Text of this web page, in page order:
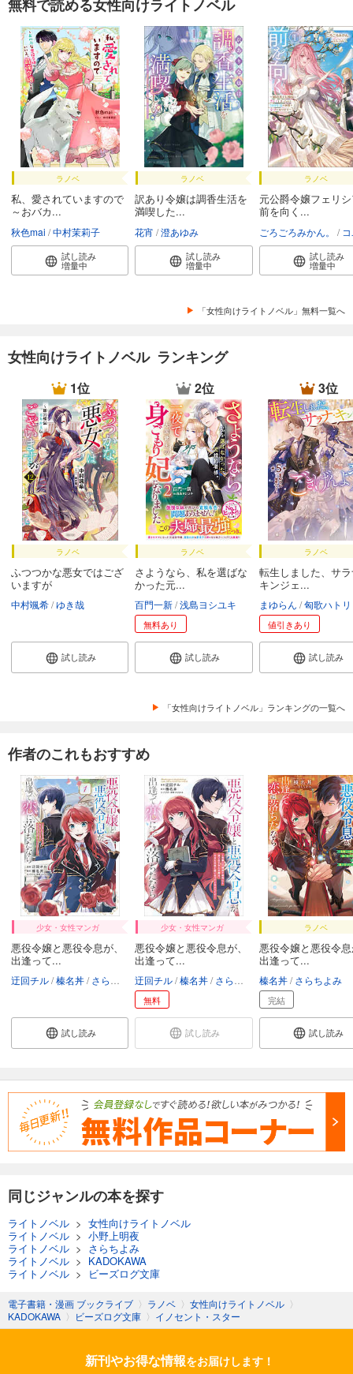
無料で読める女性向けライトノベル
ラノベ
私、愛されていますので
～おバカ...
秋色mai 中村茉莉子
試し読み
増量中
ラノベ
訳あり令嬢は調香生活を
満喫した...
花宵 澄あゆみ
試し読み
増量中
ラノベ
元公爵令嬢フェリ
前を向く...
ごろごろみかん。 コ
試し読み
増量中
「女性向けライトノベル」無料一覧へ
女性向けライトノベル ランキング
1位
ラノベ
ふつつかな悪女ではござ
いますが
中村颯希 ゆき哉
試し読み
2位
ラノベ
さようなら、私を選ばな
かった元...
百門一新 浅島ヨシユキ
無料あり
試し読み
3位
ラノベ
転生しました、サ
キンジェ...
まゆらん 匈歌ハトリ
値引きあり
試し読み
「女性向けライトノベル」ランキングの一覧へ
作者のこれもおすすめ
少女・女性マンガ
悪役令嬢と悪役令息が、
出逢って...
迂回チル 榛名丼 さらちよみ
試し読み
少女・女性マンガ
悪役令嬢と悪役令息が、
出逢って...
迂回チル 榛名丼 さらちよみ
無料
試し読み
ラノベ
悪役令嬢と悪役令
出逢って...
榛名丼 さらちよみ
完結
試し読み
同じジャンルの本を探す
ライトノベル > 女性向けライトノベル
ライトノベル > 小野上明夜
ライトノベル > さらちよみ
ライトノベル > KADOKAWA
ライトノベル > ビーズログ文庫
電子書籍・漫画 ブックライブ 〉 ラノベ 〉 女性向けライトノベル 〉
KADOKAWA 〉 ビーズログ文庫 〉 イノセント・スター
新刊やお得な情報をお届けします！